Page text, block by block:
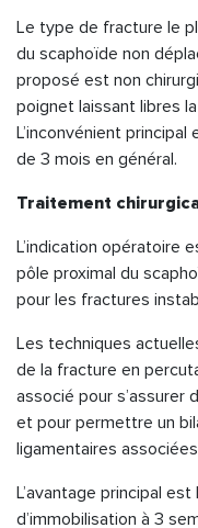
Le type de fracture le
du scaphoïde non
proposé est non
poignet laissant libres
L’inconvénient
de 3 mois en général.
Traitement
L’indication opératoire
pôle proximal du
pour les fractures
Les techniques
de la fracture en
associé pour s’assurer
et pour permettre un
ligamentaires
L’avantage principal
d’immobilisation à 3